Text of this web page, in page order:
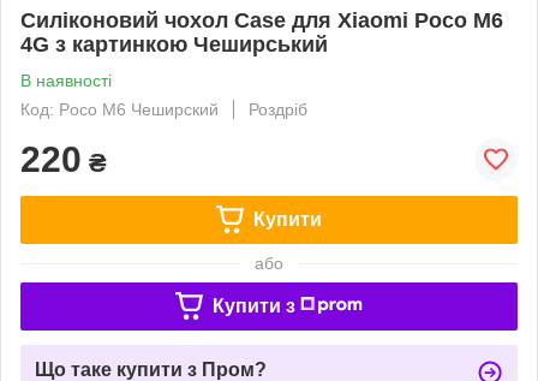
Силіконовий чохол Case для Xiaomi Poco M6
4G з картинкою Чеширський
В наявності
Код: Poco M6 Чеширский
Роздріб
220 ₴
Купити
або
Купити з
Що таке купити з Пром?